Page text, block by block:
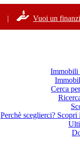
| Vuoi un
Immobili
Cerca
Perchè sceglierci? Scopri